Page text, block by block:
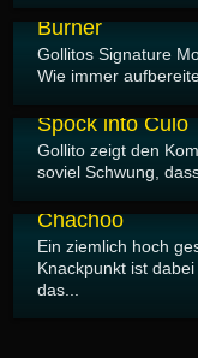
Burner
Gollitos Signature
Wie immer
Spock into Culo
Gollito zeigt den
soviel Schwung,
Chachoo
Ein ziemlich hoch
Knackpunkt ist
das...